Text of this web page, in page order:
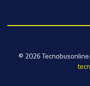
© 2026